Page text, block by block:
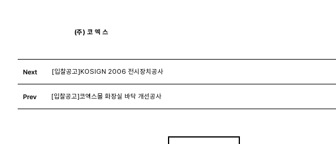
                                (주) 코 엑 스
Next [입찰공고]KOSIGN 2006 전시장치공사
Prev [입찰공고]코엑스몰 화장실 바닥 개선공사